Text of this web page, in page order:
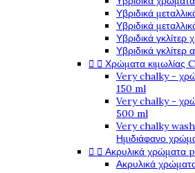
Υβριδικά
Υβριδικά
Υβριδικά
Υβριδικά
  Χρώματα κιμωλίας
Very chalky -
150 ml
Very chalky -
500 ml
Very chalky
Ημιδιάφανο
  Ακρυλικά χρώματα
Ακρυλικά